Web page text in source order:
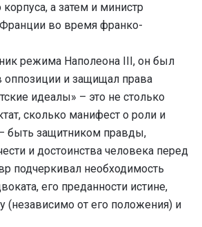
а затем и министр
во время франко-
режима Наполеона III, он был
оппозиции и защищал права
идеалы» – это не столько
сколько манифест о роли и
быть защитником правды,
и достоинства человека перед
подчеркивал необходимость
его преданности истине,
(независимо от его положения) и